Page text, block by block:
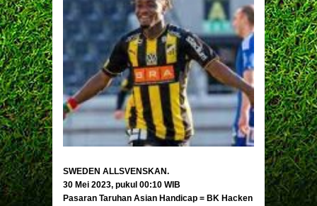
SWEDEN ALLSVENSKAN.
30 Mei 2023, pukul 00:10 WIB
Pasaran Taruhan Asian Handicap = BK Hacken